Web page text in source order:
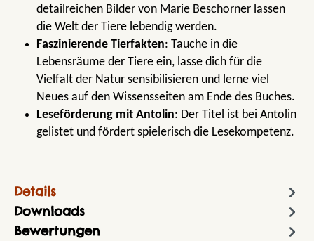
detailreichen Bilder von Marie Beschorner lassen
die Welt der Tiere lebendig werden.
Faszinierende Tierfakten: Tauche in die
Lebensräume der Tiere ein, lasse dich für die
Vielfalt der Natur sensibilisieren und lerne viel
Neues auf den Wissensseiten am Ende des Buches.
Leseförderung mit Antolin: Der Titel ist bei Antolin
gelistet und fördert spielerisch die Lesekompetenz.
Details
Downloads
Bewertungen